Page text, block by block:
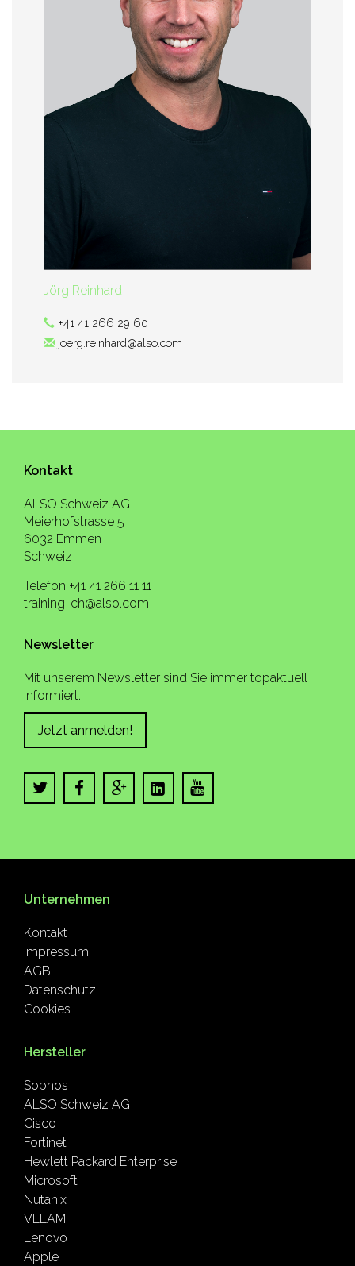
Jörg Reinhard
+41 41 266 29 60
joerg.reinhard@also.com
Kontakt
ALSO Schweiz AG
Meierhofstrasse 5
6032 Emmen
Schweiz
Telefon +41 41 266 11 11
training-ch@also.com
Newsletter
Mit unserem Newsletter sind Sie immer topaktuell
informiert.
Jetzt anmelden!
Unternehmen
Kontakt
Impressum
AGB
Datenschutz
Cookies
Hersteller
Sophos
ALSO Schweiz AG
Cisco
Fortinet
Hewlett Packard Enterprise
Microsoft
Nutanix
VEEAM
Lenovo
Apple